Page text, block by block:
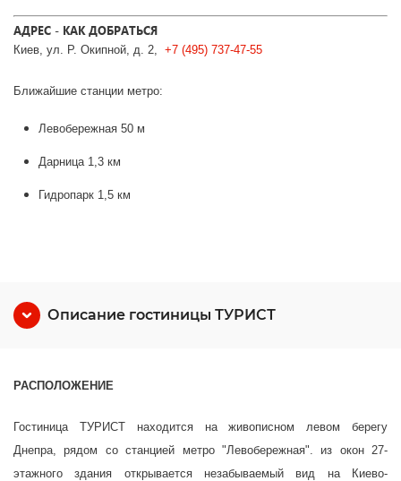
АДРЕС - КАК ДОБРАТЬСЯ
Киев, ул. Р. Окипной, д. 2, +7 (495) 737-47-55
Ближайшие станции метро:
Левобережная 50 м
Дарница 1,3 км
Гидропарк 1,5 км
Описание гостиницы ТУРИСТ
РАСПОЛОЖЕНИЕ
Гостиница ТУРИСТ находится на живописном левом берегу
Днепра, рядом со станцией метро "Левобережная". из окон 27-
этажного здания открывается незабываемый вид на Киево-